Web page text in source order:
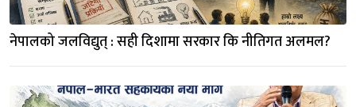
नेपालको जलविद्युत्‌ : सही दिशामा सरकार कि नीतिगत अलमल?